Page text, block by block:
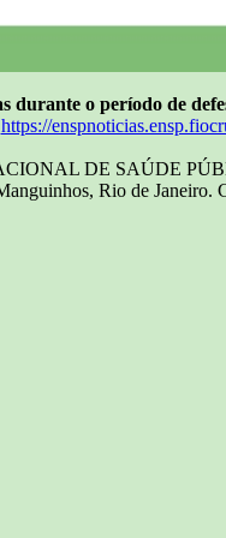
durante o período de
https://
DE SAÚDE
Rio de Janeiro.